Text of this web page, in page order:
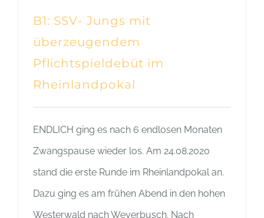
B1: SSV- Jungs mit
überzeugendem
Pflichtspieldebüt im
Rheinlandpokal
ENDLICH ging es nach 6 endlosen Monaten
Zwangspause wieder los. Am 24.08.2020
stand die erste Runde im Rheinlandpokal an.
Dazu ging es am frühen Abend in den hohen
Westerwald nach Weyerbusch. Nach